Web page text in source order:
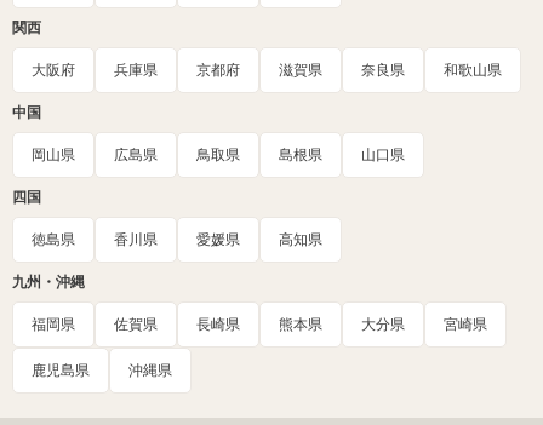
関西
大阪府 兵庫県 京都府 滋賀県 奈良県 和歌山県
中国
岡山県 広島県 鳥取県 島根県 山口県
四国
徳島県 香川県 愛媛県 高知県
九州・沖縄
福岡県 佐賀県 長崎県 熊本県 大分県 宮崎県
鹿児島県 沖縄県